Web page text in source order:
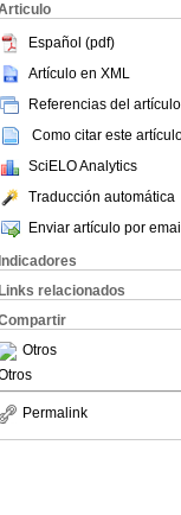
Español (pdf)
Artículo en XML
Referencias del artículo
Como citar este
SciELO Analytics
Traducción automática
Enviar artículo por
Indicadores
Links relacionados
Otros
Permalink